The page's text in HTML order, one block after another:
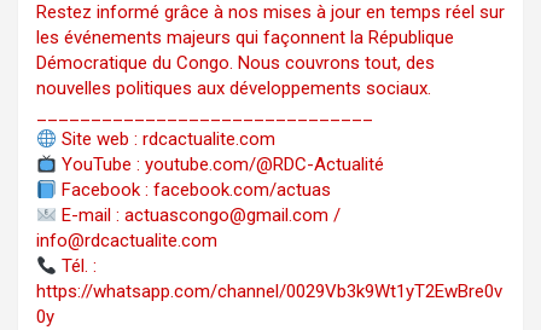
Restez informé grâce à nos mises à jour en temps réel sur
les événements majeurs qui façonnent la République
Démocratique du Congo. Nous couvrons tout, des
nouvelles politiques aux développements sociaux.
Site web : rdcactualite.com
YouTube : youtube.com/@RDC-Actualité
Facebook : facebook.com/actuas
E-mail : actuascongo@gmail.com /
info@rdcactualite.com
Tél. : ‪‪‪‪‪‪‪‪‪‪‪‪‪‪‪‪‪‪‪‪‪‪‪‪‪‪‪‪‪‪‪‪
https://whatsapp.com/channel/0029Vb3k9Wt1yT2EwBre0v
0y